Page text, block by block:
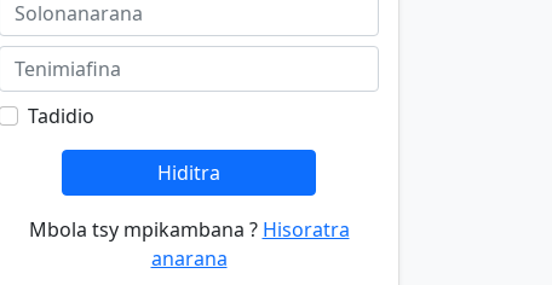
Tadidio
Hiditra
Mbola tsy mpikambana ? Hisoratra
anarana